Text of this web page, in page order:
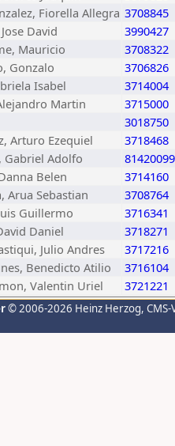
Fiorella Allegra 3708845
David
3990427
Mauricio
3708322
Gonzalo
3706826
Isabel
3714004
Martin
3715000
3018750
Arturo Ezequiel
3718468
Gabriel Adolfo
81420099
Belen
3714160
Arua Sebastian
3708764
Guillermo
3716341
Daniel
3718271
Julio Andres
3717216
Benedicto Atilio
3716104
Valentin Uriel 3721221
© 2006-2026 Heinz Herzog,